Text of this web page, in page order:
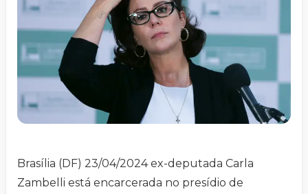
Brasília (DF) 23/04/2024 ex-deputada Carla
Zambelli está encarcerada no presídio de